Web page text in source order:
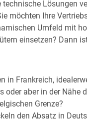
technische Lösungen
möchten Ihre
Umfeld mit
einsetzen? Dann
in Frankreich,
oder aber in der Nähe
Grenze?
den Absatz in